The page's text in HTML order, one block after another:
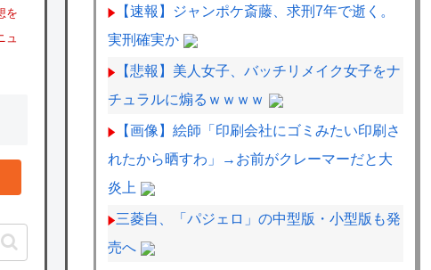
【速報】ジャンポケ斎藤、求刑7年で逝く。
実刑確実か
【悲報】美人女子、バッチリメイク女子をナ
チュラルに煽るｗｗｗｗ
【画像】絵師「印刷会社にゴミみたい印刷さ
れたから晒すわ」→お前がクレーマーだと大
炎上
三菱自、「パジェロ」の中型版・小型版も発
売へ
を
ュ